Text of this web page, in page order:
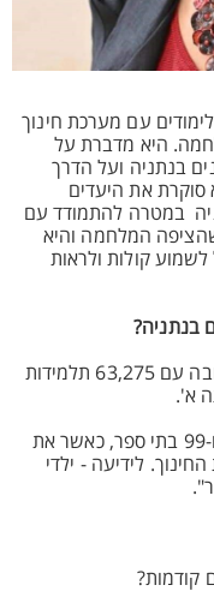
עם מערכת חינוך
היא מדברת על
בנתניה ועל הדרך
סוקרת את היעדים
במטרה להתמודד עם
המלחמה והיא
קולות ולראות
בנתניה?
"שנת הלימודים תשפ"ה תיפתח בשעה טובה עם 63,275 תלמידות
כמו כן ייפתחו 107 מעונות יום, 431 גנים ו-99 בתי ספר, כאשר את
עובדי מערכת החינוך. לידיעה - ילדי
קודמות?